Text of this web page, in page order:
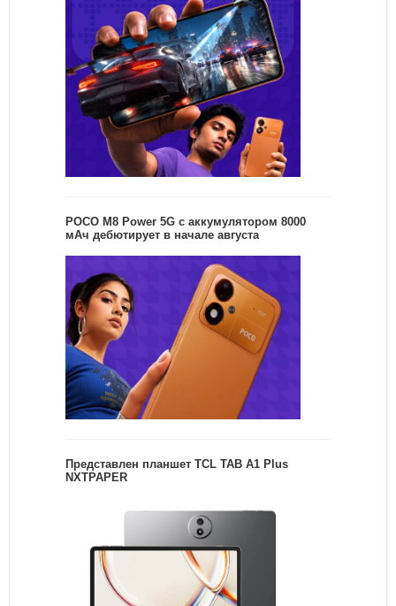
POCO M8 Power 5G с аккумулятором 8000
мАч дебютирует в начале августа
Представлен планшет TCL TAB A1 Plus
NXTPAPER